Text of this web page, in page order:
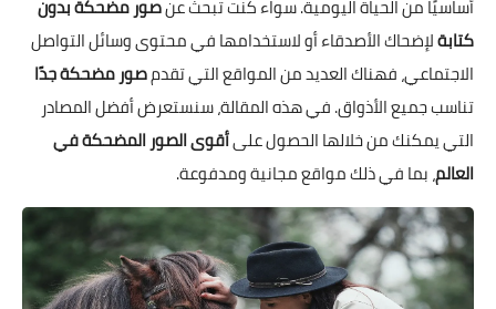
أساسيًا من الحياة اليومية. سواء كنت تبحث عنصور مضحكة بدون
كتابةلإضحاك الأصدقاء أو لاستخدامها في محتوى وسائل التواصل
الاجتماعي، فهناك العديد من المواقع التي تقدمصور مضحكة جدًا
تناسب جميع الأذواق. في هذه المقالة، سنستعرض أفضل المصادر
التي يمكنك من خلالها الحصول علىأقوى الصور المضحكة في
العالم، بما في ذلك مواقع مجانية ومدفوعة.